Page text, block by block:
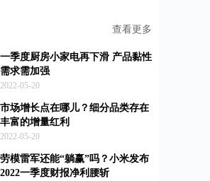
查看更多
一季度厨房小家电再下滑 产品黏性
需求需加强
2022-05-20
市场增长点在哪儿？细分品类存在
丰富的增量红利
2022-05-20
劳模雷军还能“躺赢”吗？小米发布
2022一季度财报净利腰斩